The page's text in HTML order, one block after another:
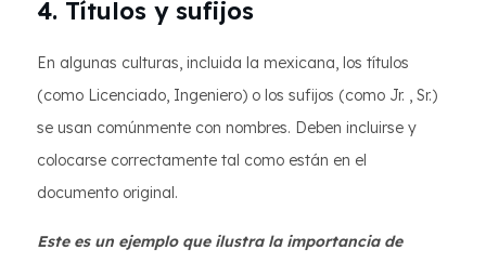
4. Títulos y sufijos
En algunas culturas, incluida la mexicana, los títulos
(como Licenciado, Ingeniero) o los sufijos (como Jr. , Sr.)
se usan comúnmente con nombres. Deben incluirse y
colocarse correctamente tal como están en el
documento original.
Este es un ejemplo que ilustra la importancia de